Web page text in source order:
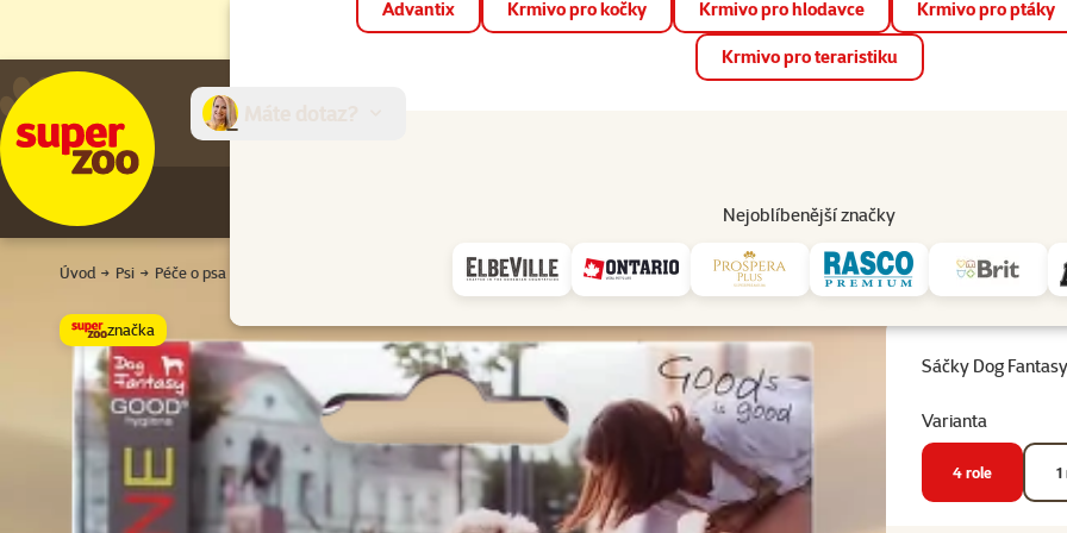
📱 Stáhněte si novou aplikaci Super zoo.Více informací
Advantix Krmivo pro kočky Krmivo pro hlodavce Krmivo pro ptáky
Krmivo pro teraristiku
Nejoblíbenější značky
Prodejny Služby
Úvod Psi Péče o psa Sáčky a zásobníky na psí exkrementy Sáčky Dog Fantasy 4 role po 20ks
Sáčky Dog
Varianta
4 role 1
značka